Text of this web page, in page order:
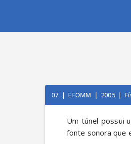
07 | EFOMM | 2005 |
Um túnel possui
fonte sonora que